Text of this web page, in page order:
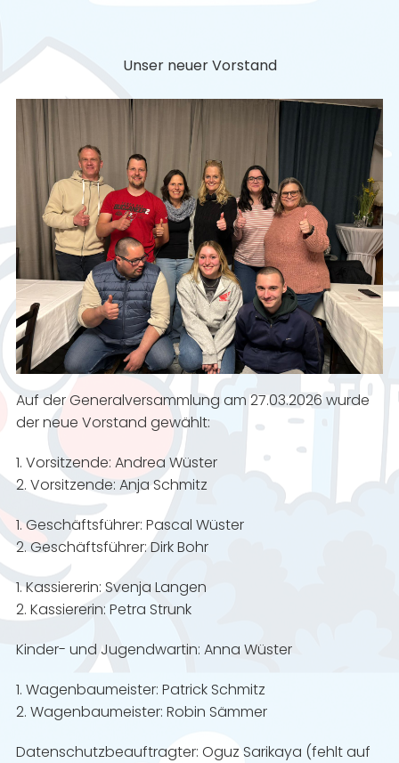
Unser neuer Vorstand
Auf der Generalversammlung am 27.03.2026 wurde
der neue Vorstand gewählt:
​1. Vorsitzende: Andrea Wüster
​2. Vorsitzende: Anja Schmitz
​1. Geschäftsführer: Pascal Wüster
​2. Geschäftsführer: Dirk Bohr
​1. Kassiererin: Svenja Langen
​2. Kassiererin: Petra Strunk
​Kinder- und Jugendwartin: Anna Wüster
​1. Wagenbaumeister: Patrick Schmitz
​2. Wagenbaumeister: Robin Sämmer
Datenschutzbeauftragter: Oguz Sarikaya (fehlt auf